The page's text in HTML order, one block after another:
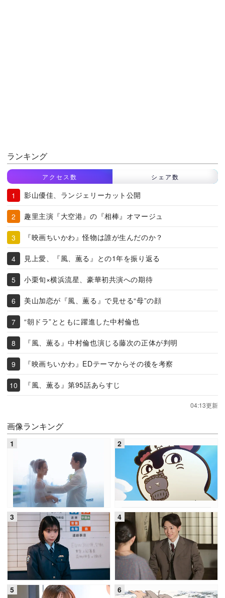
ランキング
アクセス数 シェア数
影山優佳、ランジェリーカット公開
趣里主演『大空港』の『相棒』オマージュ
『映画ちいかわ』怪物は誰が生んだのか？
見上愛、『風、薫る』との1年を振り返る
小栗旬×横浜流星、豪華初共演への期待
美山加恋が『風、薫る』で見せる“母”の顔
“朝ドラ”とともに躍進した中村倫也
『風、薫る』中村倫也演じる藤次の正体が判明
『映画ちいかわ』EDテーマからその後を考察
『風、薫る』第95話あらすじ
04:13更新
画像ランキング